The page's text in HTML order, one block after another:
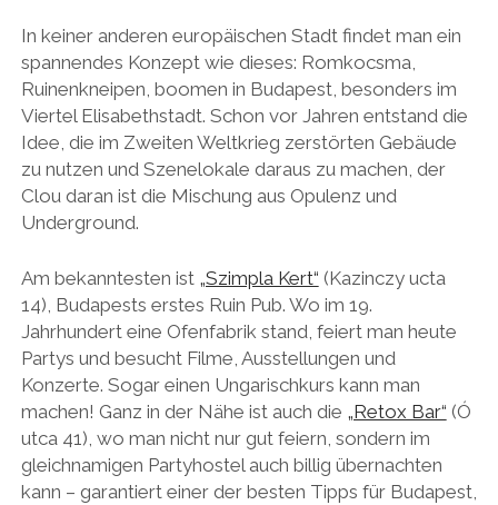
In keiner anderen europäischen Stadt findet man ein
spannendes Konzept wie dieses: Romkocsma,
Ruinenkneipen, boomen in Budapest, besonders im
Viertel Elisabethstadt. Schon vor Jahren entstand die
Idee, die im Zweiten Weltkrieg zerstörten Gebäude
zu nutzen und Szenelokale daraus zu machen, der
Clou daran ist die Mischung aus Opulenz und
Underground.
Am bekanntesten ist „Szimpla Kert“ (Kazinczy ucta
14), Budapests erstes Ruin Pub. Wo im 19.
Jahrhundert eine Ofenfabrik stand, feiert man heute
Partys und besucht Filme, Ausstellungen und
Konzerte. Sogar einen Ungarischkurs kann man
machen! Ganz in der Nähe ist auch die „Retox Bar“ (Ó
utca 41), wo man nicht nur gut feiern, sondern im
gleichnamigen Partyhostel auch billig übernachten
kann – garantiert einer der besten Tipps für Budapest,